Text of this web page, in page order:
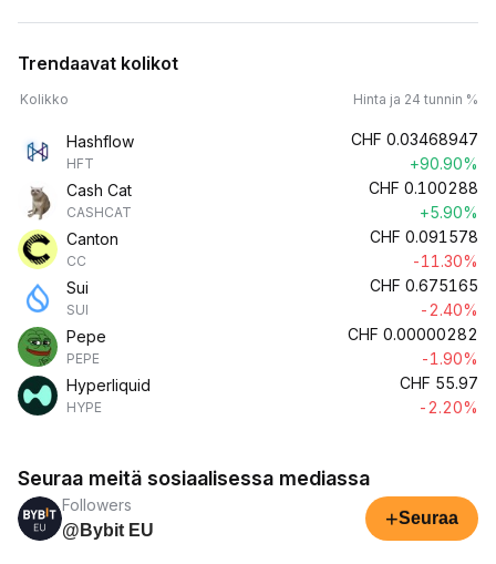
Trendaavat kolikot
Kolikko Hinta ja 24 tunnin %
Hashflow
HFT
CHF 0.03468947
+90.90%
Cash Cat
CASHCAT
CHF 0.100288
+5.90%
Canton
CC
CHF 0.091578
-11.30%
Sui
SUI
CHF 0.675165
-2.40%
Pepe
PEPE
CHF 0.00000282
-1.90%
Hyperliquid
HYPE
CHF 55.97
-2.20%
Seuraa meitä sosiaalisessa mediassa
Followers
@Bybit EU
+Seuraa